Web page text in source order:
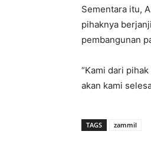
Sementara itu,
pihaknya
pembangunan
“Kami dari
akan kami
TAGS zammil